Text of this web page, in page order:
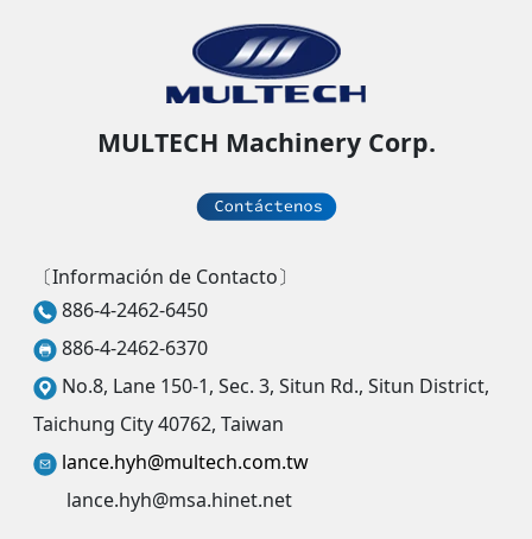
MULTECH Machinery Corp.
〔Información de Contacto〕
886-4-2462-6450
886-4-2462-6370
No.8, Lane 150-1, Sec. 3, Situn Rd., Situn District,
Taichung City 40762, Taiwan
lance.hyh@multech.com.tw
lance.hyh@msa.hinet.net